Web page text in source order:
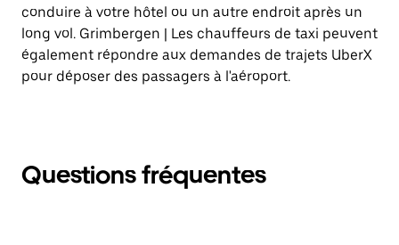
conduire à votre hôtel ou un autre endroit après un
long vol. Grimbergen | Les chauffeurs de taxi peuvent
également répondre aux demandes de trajets UberX
pour déposer des passagers à l'aéroport.
Questions fréquentes